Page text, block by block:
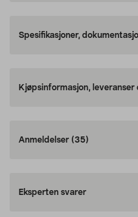
Spesifikasjoner,
Kjøpsinformasjon, leveranser
Anmeldelser (35)
Eksperten svarer